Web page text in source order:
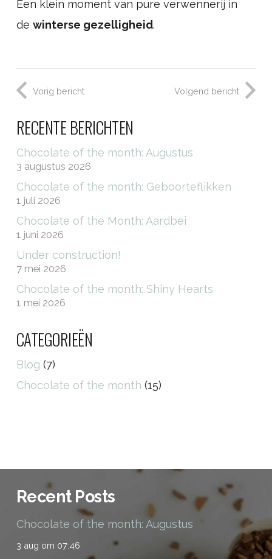
Een klein moment van pure verwennerij in
de winterse gezelligheid.
Vorig bericht Volgend bericht
RECENTE BERICHTEN
Chocolate of the month: Augustus
3 augustus 2026
Chocolate of the month: Geboorteflikken
1 juli 2026
Chocolate of the Month: Aardbei
1 juni 2026
Under construction!
7 mei 2026
Chocolate of the month: Shiny Hearts
1 mei 2026
CATEGORIEËN
Blog (7)
Chocolate of the month (15)
Recent Posts
Chocolate of the month: Augustus
3 aug om 07:46